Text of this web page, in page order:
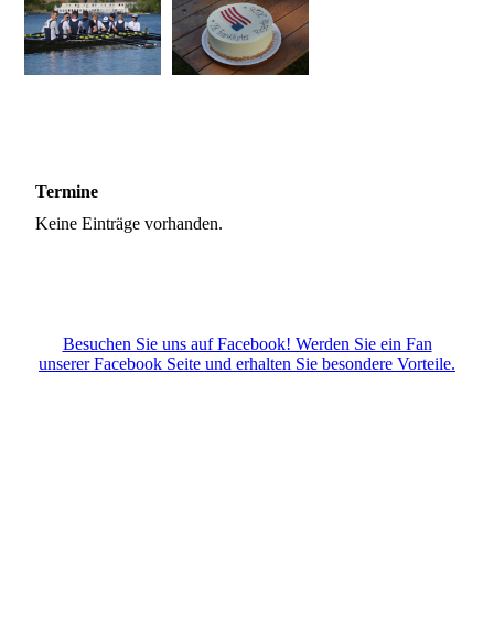
Termine
Keine Einträge vorhanden.
Besuchen Sie uns auf Facebook! Werden Sie ein Fan
unserer Facebook Seite und erhalten Sie besondere Vorteile.